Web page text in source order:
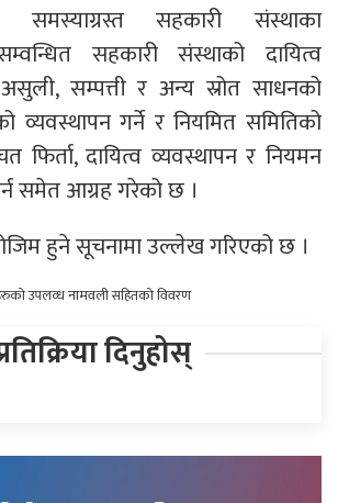
सहकारी संस्थाका
सहकारी संस्थाको दायित्व
सम्पत्ती र अन्य स्रोत साधनको
व्यवस्थापन गर्ने र नियमित समितिको
फिर्ता, दायित्व व्यवस्थापन र नियमन
समेत आग्रह गरेको छ ।
हुने सूचनामा उल्लेख गरिएको छ ।
उपलव्ध नामवली सहितको विवरण
दिनुहोस्